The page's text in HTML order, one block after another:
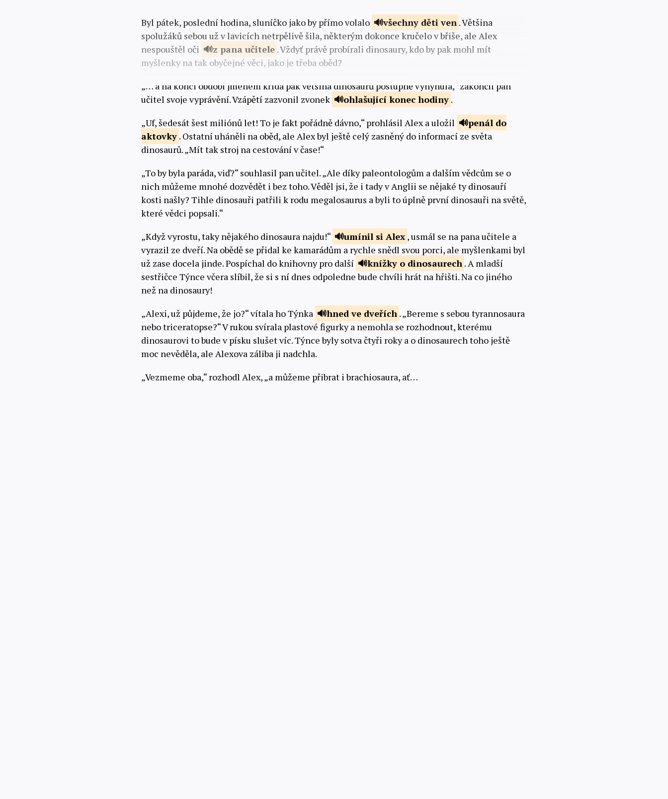
Byl pátek, poslední hodina, sluníčko jako by přímo volalo všechny dětiven . Většina
spolužáků sebou už v lavicích netrpělivě šila, některým dokonce kručelo v břiše, ale Alex
nespouštěl oči
z pana učitele . Vždyť právě probírali dinosaury, kdo by pak mohl mít
myšlenky na tak obyčejné věci, jako je třeba oběd?
„… a na konci období jménem křída pak většina dinosaurů postupně vyhynula,“ zakončil pan
učitel svoje vyprávění. Vzápětí zazvonil zvonek
ohlašující konec hodiny .
„Uf, šedesát šest miliónů let! To je fakt pořádně dávno,“ prohlásil Alex a uložil
penál do
aktovky . Ostatní uháněli na oběd, ale Alex byl ještě celý zasněný do informací ze světa
dinosaurů. „Mít tak stroj na cestování v čase!“
„To by byla paráda, viď?“ souhlasil pan učitel. „Ale díky paleontologům a dalším vědcům se o
nich můžeme mnohé dozvědět i bez toho. Věděl jsi, že i tady v Anglii se nějaké ty dinosauří
kosti našly? Tihle dinosauři patřili k rodu megalosaurus a byli to úplně první dinosauři na světě,
které vědci popsali.“
„Když vyrostu, taky nějakého dinosaura najdu!“
umínil si Alex , usmál se na pana učitele a
vyrazil ze dveří. Na obědě se přidal ke kamarádům a rychle snědl svou porci, ale myšlenkami byl
už zase docela jinde. Pospíchal do knihovny pro další
knížky o dinosaurech . A mladší
sestřičce Týnce včera slíbil, že si s ní dnes odpoledne bude chvíli hrát na hřišti. Na co jiného
než na dinosaury!
„Alexi, už půjdeme, že jo?“ vítala ho Týnka
hned ve dveřích . „Bereme s sebou tyrannosaura
nebo triceratopse?“ V rukou svírala plastové figurky a nemohla se rozhodnout, kterému
dinosaurovi to bude v písku slušet víc. Týnce byly sotva čtyři roky a o dinosaurech toho ještě
moc nevěděla, ale Alexova záliba ji nadchla.
„Vezmeme oba,“ rozhodl Alex, „a můžeme přibrat i brachiosaura, ať…